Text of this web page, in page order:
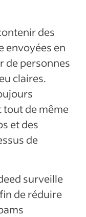
des
envoyées en
de personnes
claires.
tout de même
et des
de
surveille
de réduire